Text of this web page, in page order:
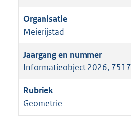
Meierijstad
Informatieobject 2026, 7517
Geometrie